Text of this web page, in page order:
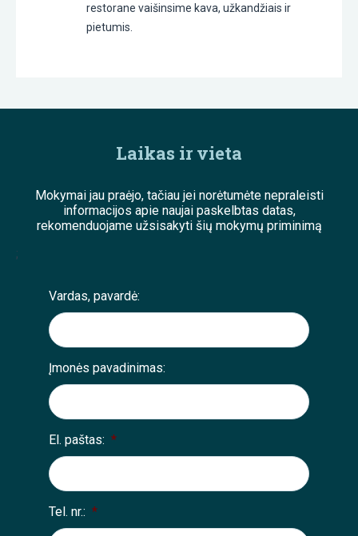
restorane vaišinsime kava, užkandžiais ir
pietumis.
Laikas ir vieta
Mokymai jau praėjo, tačiau jei norėtumėte nepraleisti
informacijos apie naujai paskelbtas datas,
rekomenduojame užsisakyti šių mokymų priminimą
;
Vardas, pavardė:
Įmonės pavadinimas:
El. paštas: *
Tel. nr.: *